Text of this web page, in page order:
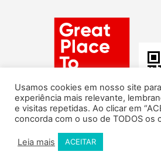
Usamos cookies em nosso site
experiência mais relevante,
e visitas repetidas. Ao clicar em
concorda com o uso de TODOS os
Leia mais ACEITAR